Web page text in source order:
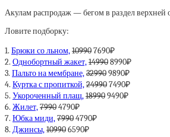
Акулам распродаж — бегом в раздел верхней
Ловите подборку:
1. Брюки со льном,109907690₽
2. Однобортный жакет,149908990₽
3. Пальто на мембране,329909890₽
4. Куртка с пропиткой,249907490₽
5. Укороченный плащ,189909490₽
6. Жилет,79904790₽
7. Юбка миди,79904790₽
8. Джинсы,109906590₽